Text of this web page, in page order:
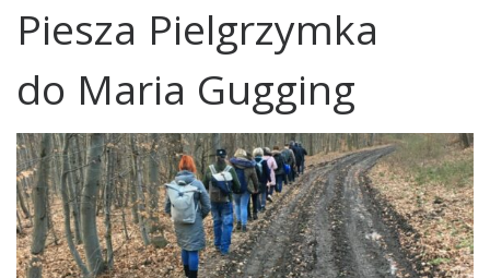
Piesza Pielgrzymka
do Maria Gugging